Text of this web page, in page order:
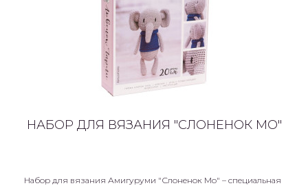
НАБОР ДЛЯ ВЯЗАНИЯ "СЛОНЕНОК МО"
Набор для вязания Амигуруми "Слоненок Мо" – специальная